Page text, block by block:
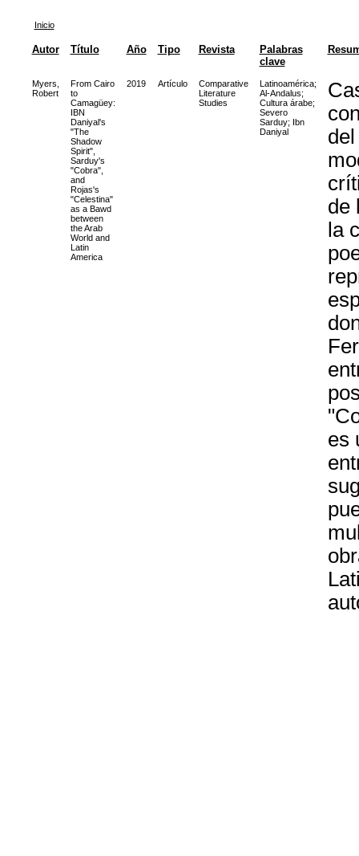
Inicio
Autor Título Año Tipo Revista
Palabras
clave
Myers,
Robert
From Cairo
to
Camagüey:
IBN
Daniyal's
"The
Shadow
Spirit",
Sarduy's
"Cobra",
and
Rojas's
"Celestina"
as a Bawd
between
the Arab
World and
Latin
America
2019 Artículo
Comparative
Literature
Studies
Latinoamérica;
Al-Andalus;
Cultura árabe;
Severo
Sarduy; Ibn
Daniyal
de
la
es